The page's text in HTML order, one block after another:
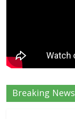
Breaking News